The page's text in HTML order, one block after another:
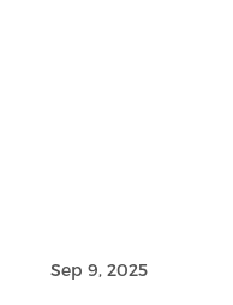
Sep 9, 2025